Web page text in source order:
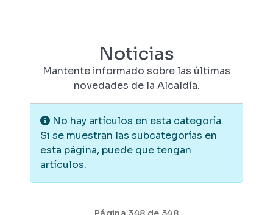
Noticias
Mantente informado sobre las últimas
novedades de la Alcaldía.
Información
No hay artículos en esta categoría.
Si se muestran las subcategorías en
esta página, puede que tengan
artículos.